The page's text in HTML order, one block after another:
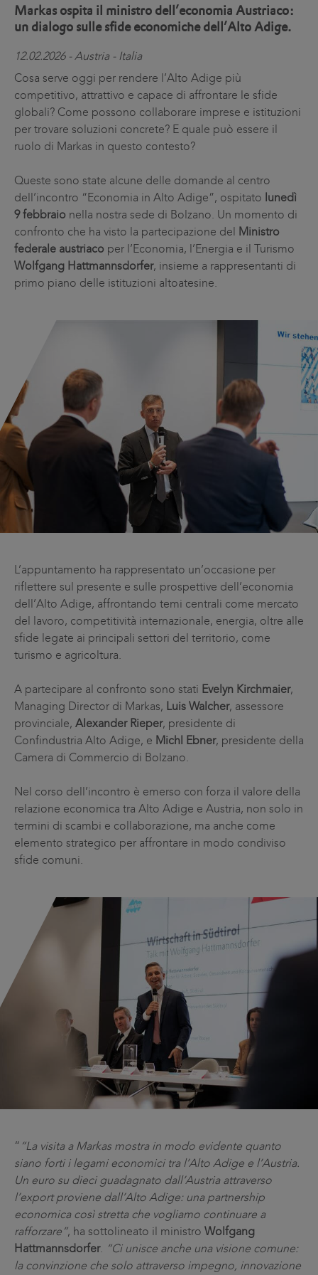
Markas ospita il ministro dell’economia Austriaco:
un dialogo sulle sfide economiche dell’Alto Adige.
12.02.2026 - Austria - Italia
Cosa serve oggi per rendere l’Alto Adige più
competitivo, attrattivo e capace di affrontare le sfide
globali? Come possono collaborare imprese e istituzioni
per trovare soluzioni concrete? E quale può essere il
ruolo di Markas in questo contesto?
Queste sono state alcune delle domande al centro
dell’incontro “Economia in Alto Adige”, ospitato lunedì
9 febbraio nella nostra sede di Bolzano. Un momento di
confronto che ha visto la partecipazione del Ministro
federale austriaco per l’Economia, l’Energia e il Turismo
Wolfgang Hattmannsdorfer, insieme a rappresentanti di
primo piano delle istituzioni altoatesine.
L’appuntamento ha rappresentato un’occasione per
riflettere sul presente e sulle prospettive dell’economia
dell’Alto Adige, affrontando temi centrali come mercato
del lavoro, competitività internazionale, energia, oltre alle
sfide legate ai principali settori del territorio, come
turismo e agricoltura.
A partecipare al confronto sono stati Evelyn Kirchmaier,
Managing Director di Markas, Luis Walcher, assessore
provinciale, Alexander Rieper, presidente di
Confindustria Alto Adige, e Michl Ebner, presidente della
Camera di Commercio di Bolzano.
Nel corso dell’incontro è emerso con forza il valore della
relazione economica tra Alto Adige e Austria, non solo in
termini di scambi e collaborazione, ma anche come
elemento strategico per affrontare in modo condiviso
sfide comuni.
“ “La visita a Markas mostra in modo evidente quanto
siano forti i legami economici tra l’Alto Adige e l’Austria.
Un euro su dieci guadagnato dall’Austria attraverso
l’export proviene dall’Alto Adige: una partnership
economica così stretta che vogliamo continuare a
rafforzare”, ha sottolineato il ministro Wolfgang
Hattmannsdorfer. “Ci unisce anche una visione comune:
la convinzione che solo attraverso impegno, innovazione